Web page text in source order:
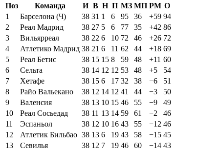
Поз
Команда И В Н П МЗ МП РМ О
1
Барселона (Ч) 38 31 1 6 95 36 +59 94
2
Реал Мадрид 38 27 5 6 77 35 +42 86
3
Вильярреал 38 22 6 10 72 46 +26 72
4
Атлетико Мадрид 38 21 6 11 62 44 +18 69
5
Реал Бетис 38 15 15 8 59 48 +11 60
6
Сельта 38 14 12 12 53 48 +5
54
7
Хетафе 38 15 6 17 32 38 −6
51
8
Райо Вальекано 38 12 14 12 41 44 −3
50
9
Валенсия 38 13 10 15 46 55 −9
49
10
Реал Сосьедад 38 11 13 14 59 61 −2
46
11
Эспаньол 38 12 10 16 43 55 −12 46
12
Атлетик Бильбао 38 13 6 19 43 58 −15 45
13
Севилья 38 12 7 19 46 60 −14 43